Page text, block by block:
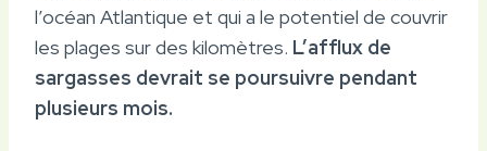
l’océan Atlantique et qui a le potentiel de couvrir
les plages sur des kilomètres. L’afflux de
sargasses devrait se poursuivre pendant
plusieurs mois.